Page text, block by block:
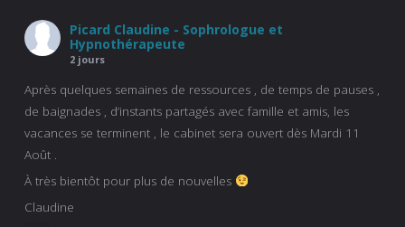
Picard Claudine - Sophrologue et
Hypnothérapeute
2 jours
Après quelques semaines de ressources , de temps de pauses ,
de baignades , d’instants partagés avec famille et amis, les
vacances se terminent , le cabinet sera ouvert dès Mardi 11
Août .
À très bientôt pour plus de nouvelles
Claudine